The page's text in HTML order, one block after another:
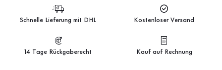
Schnelle Lieferung mit DHL Kostenloser Versand
14 Tage Rückgaberecht Kauf auf Rechnung